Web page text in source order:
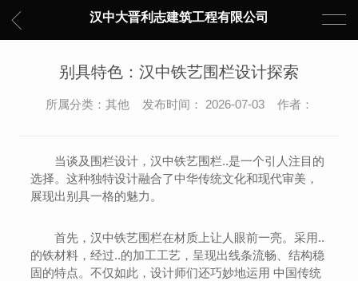
汉中大晋利志建筑工程有限公司
别具特色：汉中铁艺围栏设计探索
所属分类：其他 发布时间： 2026-07-03 作者：
当谈及围栏设计，汉中铁艺围栏..是一个引人注目的
选择。这种独特设计融合了中华传统文化和现代审美，
展现出别具一格的魅力。
首先，汉中铁艺围栏在材质上让人眼前一亮。采用..
的铁材料，经过..的加工工艺，呈现出线条流畅、结构稳
固的特点。不仅如此，设计师们还巧妙地运用 中国传统